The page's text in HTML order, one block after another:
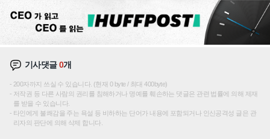
기사댓글0개
200자까지 쓰실 수 있습니다. (현재 0 byte / 최대 400byte)
저작권 등 다른 사람의 권리를 침해하거나 명예를 훼손하는 댓글은 관련 법률에 의해 제재
를 받을 수 있습니다.
타인에게 불쾌감을 주는 욕설 등 비하하는 단어가 내용에 포함되거나 인신공격성 글은 관
리자의 판단에 의해 삭제 합니다.